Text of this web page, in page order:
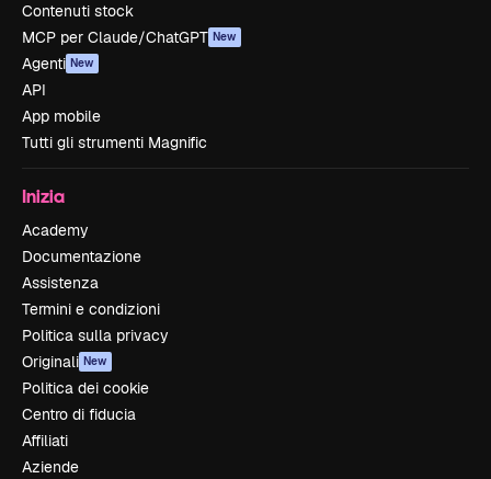
Contenuti stock
MCP per Claude/ChatGPT New
Agenti New
API
App mobile
Tutti gli strumenti Magnific
Inizia
Academy
Documentazione
Assistenza
Termini e condizioni
Politica sulla privacy
Originali New
Politica dei cookie
Centro di fiducia
Affiliati
Aziende